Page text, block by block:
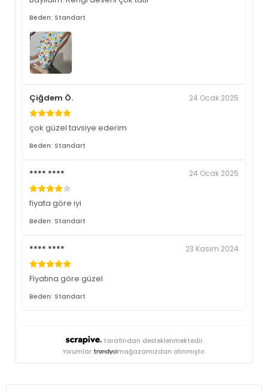
Beden: Standart
Çiğdem Ö. 24 Ocak 2025
çok güzel tavsiye ederim
Beden: Standart
**** **** 24 Ocak 2025
fiyata göre iyi
Beden: Standart
**** **** 23 Kasım 2024
Fiyatına göre güzel
Beden: Standart
tarafından desteklenmektedir.
Yorumlar
mağazamızdan alınmıştır.